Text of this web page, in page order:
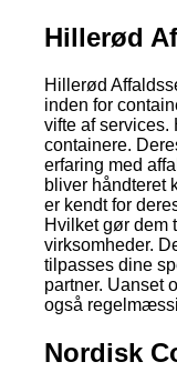
Hillerød
Hillerød
inden for
vifte af services.
containere.
erfaring med
bliver håndteret
er kendt for
Hvilket gør dem
virksomheder.
tilpasses dine
partner. Uanset
også
Nordisk